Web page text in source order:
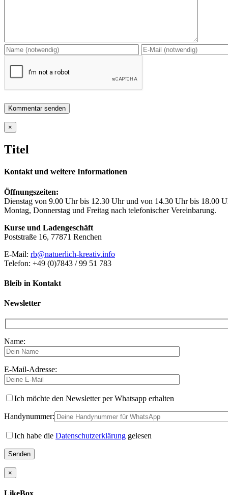
Close
product
view
×
Titel
Kontakt und weitere Informationen
Öffnungszeiten:
Dienstag von 9.00 Uhr bis 12.30 Uhr und von 14.30 Uhr bis 18.00
Montag, Donnerstag und Freitag nach telefonischer Vereinbarung.
Kurse und Ladengeschäft
Poststraße 16, 77871 Renchen
E-Mail: rb@natuerlich-kreativ.info
Telefon: +49 (0)7843 / 99 51 783
Bleib in Kontakt
Newsletter
Name:
E-Mail-Adresse:
Ich möchte den Newsletter per Whatsapp erhalten
Handynummer:
Ich habe die Datenschutzerklärung gelesen
×